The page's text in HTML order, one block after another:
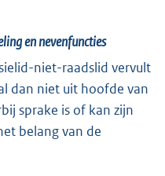
en nevenfuncties
niet-raadslid vervult
dan niet uit hoofde van
sprake is of kan zijn
belang van de